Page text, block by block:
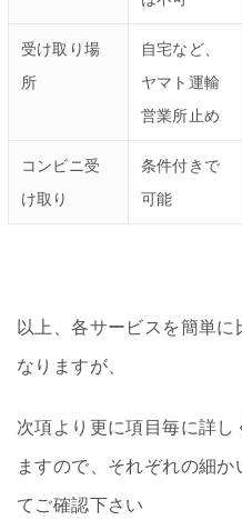
受け取り場
所
自宅など、
ヤマト運輸
営業所止め
コンビニ受
け取り
条件付きで
可能
以上、各サービスを簡単
なりますが、
次項より更に項目毎に詳
ますので、それぞれの細
てご確認下さい